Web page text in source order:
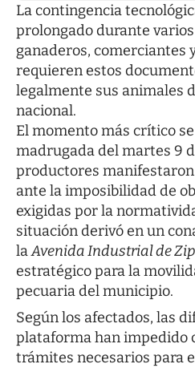
La contingencia
prolongado durante
ganaderos, comerciantes
requieren estos
legalmente sus animales
nacional.
El momento más crítico
madrugada del martes 9
productores
ante la imposibilidad de
exigidas por la
situación derivó en un
laAvenida Industrial de
estratégico para la
pecuaria del municipio.
Según los afectados, las
plataforma han impedido
trámites necesarios para